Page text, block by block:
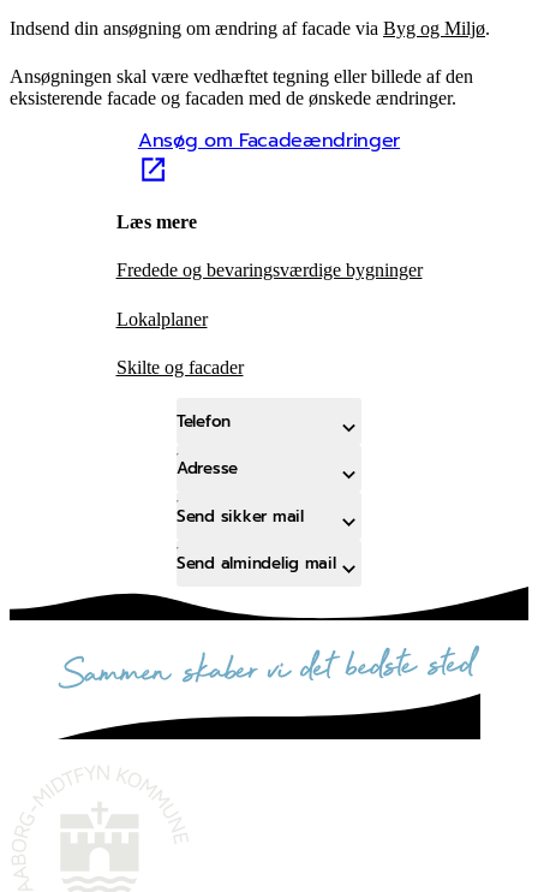
Indsend din ansøgning om ændring af facade via Byg og Miljø.
Ansøgningen skal være vedhæftet tegning eller billede af den
eksisterende facade og facaden med de ønskede ændringer.
Ansøg om Facadeændringer
Læs mere
Fredede og bevaringsværdige bygninger
Lokalplaner
Skilte og facader
Telefon
Adresse
Send sikker mail
Send almindelig mail
sammen skaber vi det bedste sted